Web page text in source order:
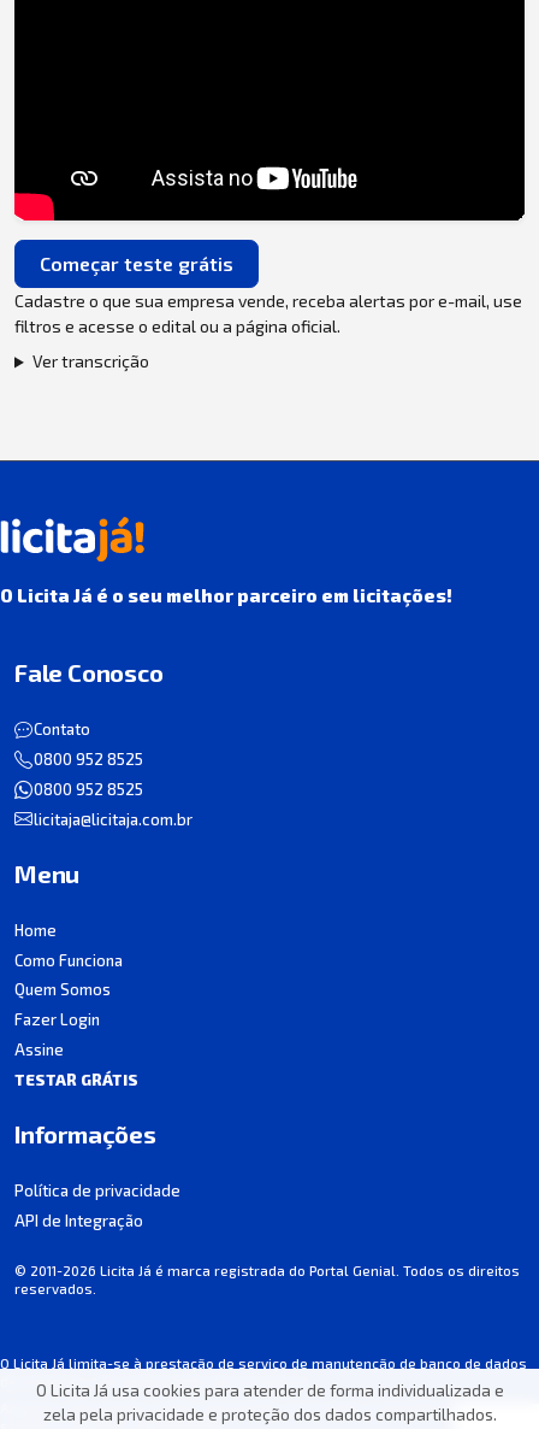
O Licita Já usa cookies para atender de forma individualizada e
zela pela privacidade e proteção dos dados compartilhados.
Começar teste grátis
Cadastre o que sua empresa vende, receba alertas por e-mail, use
filtros e acesse o edital ou a página oficial.
Ver transcrição
O Licita Já é o seu melhor parceiro em licitações!
O Licita Já limita-se à prestação de serviço de manutenção de banco de dados
de licitações, não participando dos processos.
Algumas informações podem apresentar incorreções involuntárias. Consulte
Fale Conosco
Contato
0800 952 8525
0800 952 8525
licitaja@licitaja.com.br
Menu
Home
Como Funciona
Quem Somos
Fazer Login
Assine
TESTAR GRÁTIS
Informações
Política de privacidade
API de Integração
© 2011-2026 Licita Já é marca registrada do Portal Genial. Todos os direitos
reservados.